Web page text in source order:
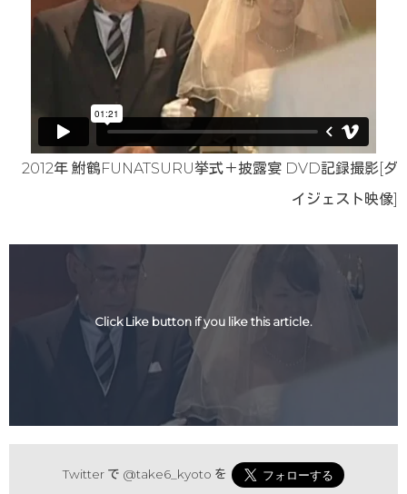
2012年 鮒鶴FUNATSURU挙式＋披露宴 DVD記録撮影[ダ
イジェスト映像]
Click Like button if you like this article.
Twitter で @take6_kyoto を